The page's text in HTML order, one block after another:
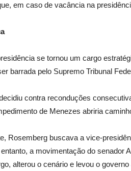
em caso de vacância na
se tornou um cargo
barrada pelo Supremo Tribunal
contra reconduções
de Menezes abriria
Rosemberg buscava a vice-
a movimentação do senador
alterou o cenário e levou o